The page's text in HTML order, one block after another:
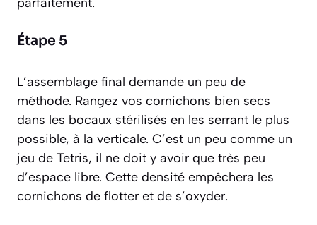
Étape 5
L’assemblage final demande un peu de
méthode. Rangez vos cornichons bien secs
dans les bocaux stérilisés en les serrant le plus
possible, à la verticale. C’est un peu comme un
jeu de Tetris, il ne doit y avoir que très peu
d’espace libre. Cette densité empêchera les
cornichons de flotter et de s’oxyder.